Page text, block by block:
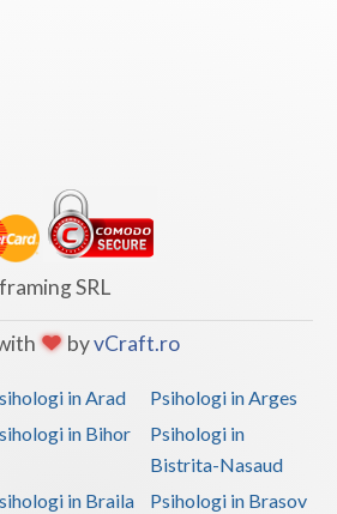
SRL
byvCraft.ro
in Arad
Psihologi in Arges
in Bihor
Psihologi in
Bistrita-Nasaud
in Braila
Psihologi in Brasov